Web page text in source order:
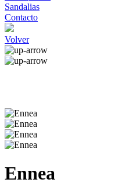
Sandalias
Contacto
Volver
Ennea